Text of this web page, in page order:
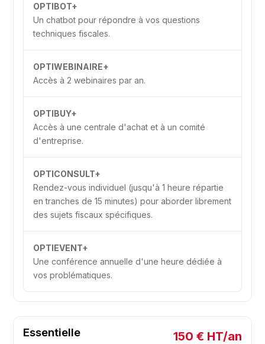
OPTIBOT+
Un chatbot pour répondre à vos questions
techniques fiscales.
OPTIWEBINAIRE+
Accès à 2 webinaires par an.
OPTIBUY+
Accès à une centrale d'achat et à un comité
d'entreprise.
OPTICONSULT+
Rendez-vous individuel (jusqu'à 1 heure répartie
en tranches de 15 minutes) pour aborder librement
des sujets fiscaux spécifiques.
OPTIEVENT+
Une conférence annuelle d'une heure dédiée à
vos problématiques.
Essentielle 150 € HT/an